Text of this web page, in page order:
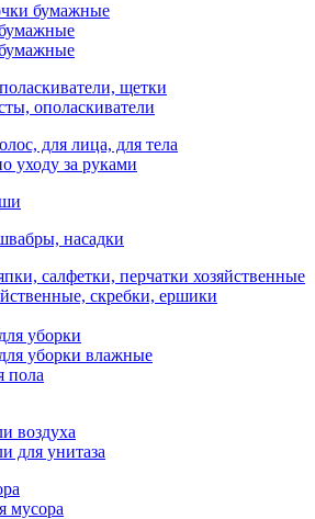
бумажные
щетки
ополаскиватели
для лица, для тела
уходу за руками
насадки
салфетки, перчатки хозяйственные
скребки, ершики
уборки
уборки влажные
пола
воздуха
для унитаза
мусора